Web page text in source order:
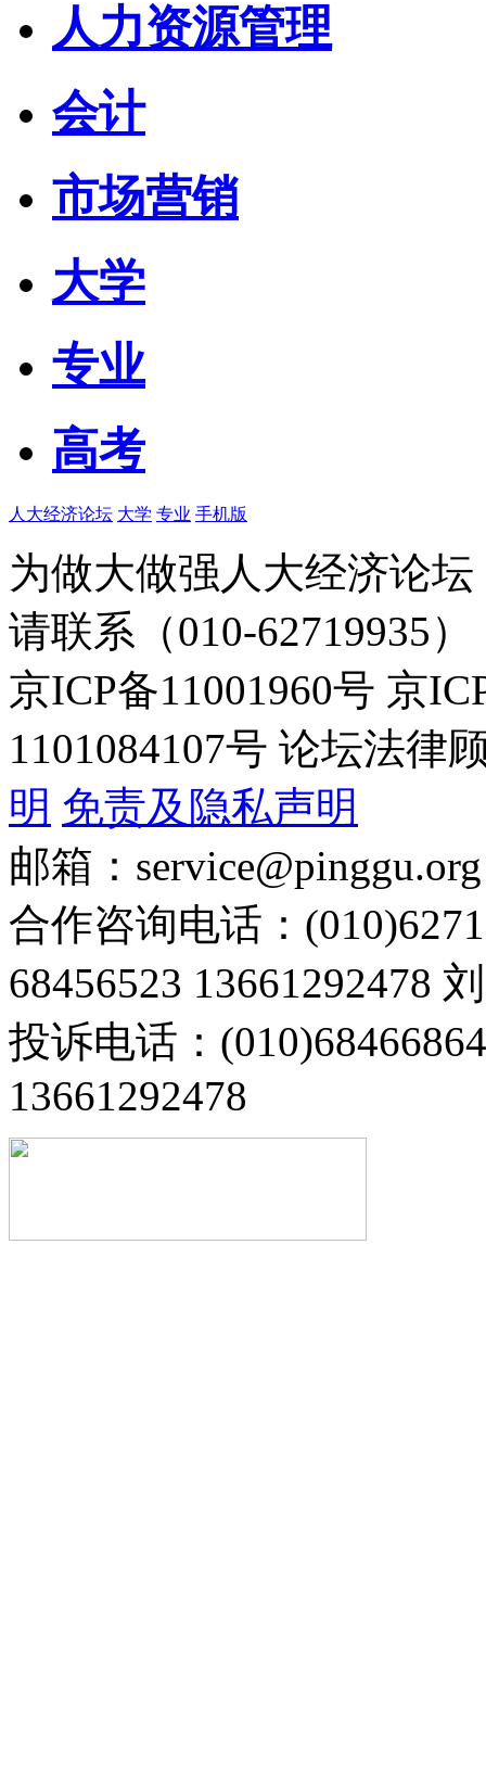
人力资源管理
会计
市场营销
大学
专业
高考
人大经济论坛 大学 专业 手机版
为做大做强人大经济论
请联系（010-62719935）
京ICP备11001960号 京
1101084107号 论坛法律
明 免责及隐私声明
邮箱：service@pinggu.org
合作咨询电话：
68456523 13661292478
投诉电话：
13661292478